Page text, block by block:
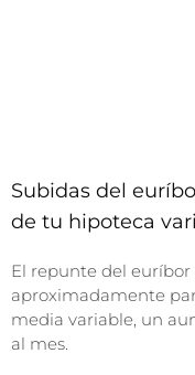
Subidas del
de tu hipoteca
El repunte del
aproximadamente
media variable, un
al mes.